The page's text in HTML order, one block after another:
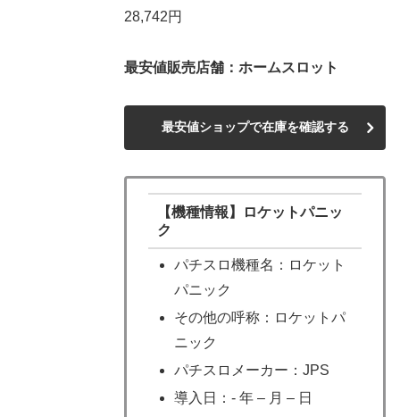
28,742円
最安値販売店舗：ホームスロット
最安値ショップで在庫を確認する
【機種情報】ロケットパニッ
ク
パチスロ機種名：ロケット
パニック
その他の呼称：ロケットパ
ニック
パチスロメーカー：JPS
導入日：- 年 – 月 – 日